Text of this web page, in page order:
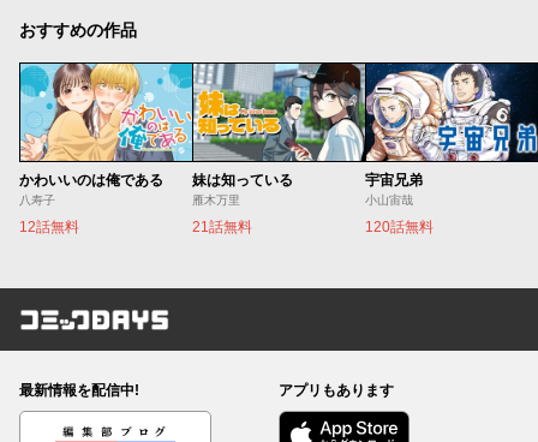
おすすめの作品
かわいいのは俺である
八寿子
12話無料
妹は知っている
雁木万里
21話無料
宇宙兄弟
小山宙哉
120話無料
コミックDAYS
最新情報を配信中!
編集部ブログ
アプリもあります